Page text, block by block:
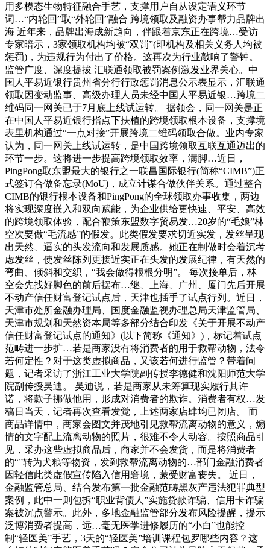
用多模态生物特征融合手艺，支撑用户自从设定语义环节
词…“内轮回”取“外轮回”融合 跨境领取及融资办事帮力品牌出
海 近年来，品牌出海成新趋向，伴跟着京东正在跨境…受访
专家暗示，3家领取机构均被“双罚”(即机构及相关义务人均被
惩罚)，为违规行为付出了价格。这再次为行业敲响了警钟。
监管广度、深度提拔 汇联通领取被罚案例激发业界关心。中
国人平易近银行贵州省分行行政惩罚消息公示表显示，汇联通
领取因变动监事、高级办理人员未经中国人平易近银…跨境二
维码同一网关已于7月底上线试运转。 据领会，同一网关是正
在中国人平易近银行指点下扶植的跨境领取根本设备，支撑境
表里机构通过“一点对接”开展跨境二维码领取合做。业内专家
认为，同一网关上线试运转，是中国跨境领取互联互通迈出的
环节一步。这将进一步提高跨境领取效率，满脚…近日，
PingPong取东盟最大的银行之一联昌国际银行(简称“CIMB”)正
式签订合做备忘录(MoU)，成立计谋合做伙伴关系。通过整合
CIMB的银行根本设备和PingPong的全球领取办事收集，两边
将实现深度嵌入和双向赋能，为企业供给更快速、平安、高效
的跨境领取体验，配合鞭策东盟数字贸易发…20岁的“毛娘”林
空次要做“毛流感”的假发。此类假发要求切近实发，发丝呈现
出天然、逼实的头发流向和发展质感。她正在制做时会着沉考
虑发丝，使发丝陈列更接近实正在头发的发展纪律，有天然的
弯曲、倾斜和交织，“我会做得根根分明”。 每次接单后，林
空会先找好脚色的前后摆布…继、上海、广州、厦门先后开展
不动产信任财富登记试点后，天津也插手了试点行列。近日，
天津市处所金融办理局、国度金融监视办理总局天津监管局、
天津市规划和天然资本局等多部分结合印发《关于开展不动产
信任财富登记试点的通知》(以下简称《通知》)，标记着试点
范畴进一步扩…若是商家没有将消费者的用于救帮动物，法令
若何定性？对于这类虚拟商品，又该若何进行监管？带着问
题，记者采访了浙江工业大学院副传授李德健和沈阳师范大学
院副传授吴迪。 吴迪说，若是商家从未筹算现实履行其许
诺，将款子挪做他用，形成对消费者的欺诈。消费者有权…发
稿日当天，记者再次查看发觉，上述两家店肆均已闭店。 而
商品详情中，商家会图文并茂地引见救帮流离动物的意义，煽
情的文字配上流离动物的照片，很难不令人动容。按照商品引
见，采办这些虚拟商品后，商家并不会发货，而是将消费者
的“”转为犬粮等物资，发到救帮流离动物的…部门金融消费者
因轻信此类虚假宣传陷入信用窘境，蒙受财富丧失。 近日，
金融监管总局、结合发布第一批金融范畴黑灰产违法犯罪典型
案例，此中一则包拆“职业背债人”实施贷款诈骗、信用卡诈骗
案被沉点警示。此外，多地金融监管部分发布风险提醒，提示
泛博消费者提高，远…毫无医学进修履历的“小白”也能控
制“轻医美”手艺，3天的“轻医美”培训课程包罗哪些内容？这